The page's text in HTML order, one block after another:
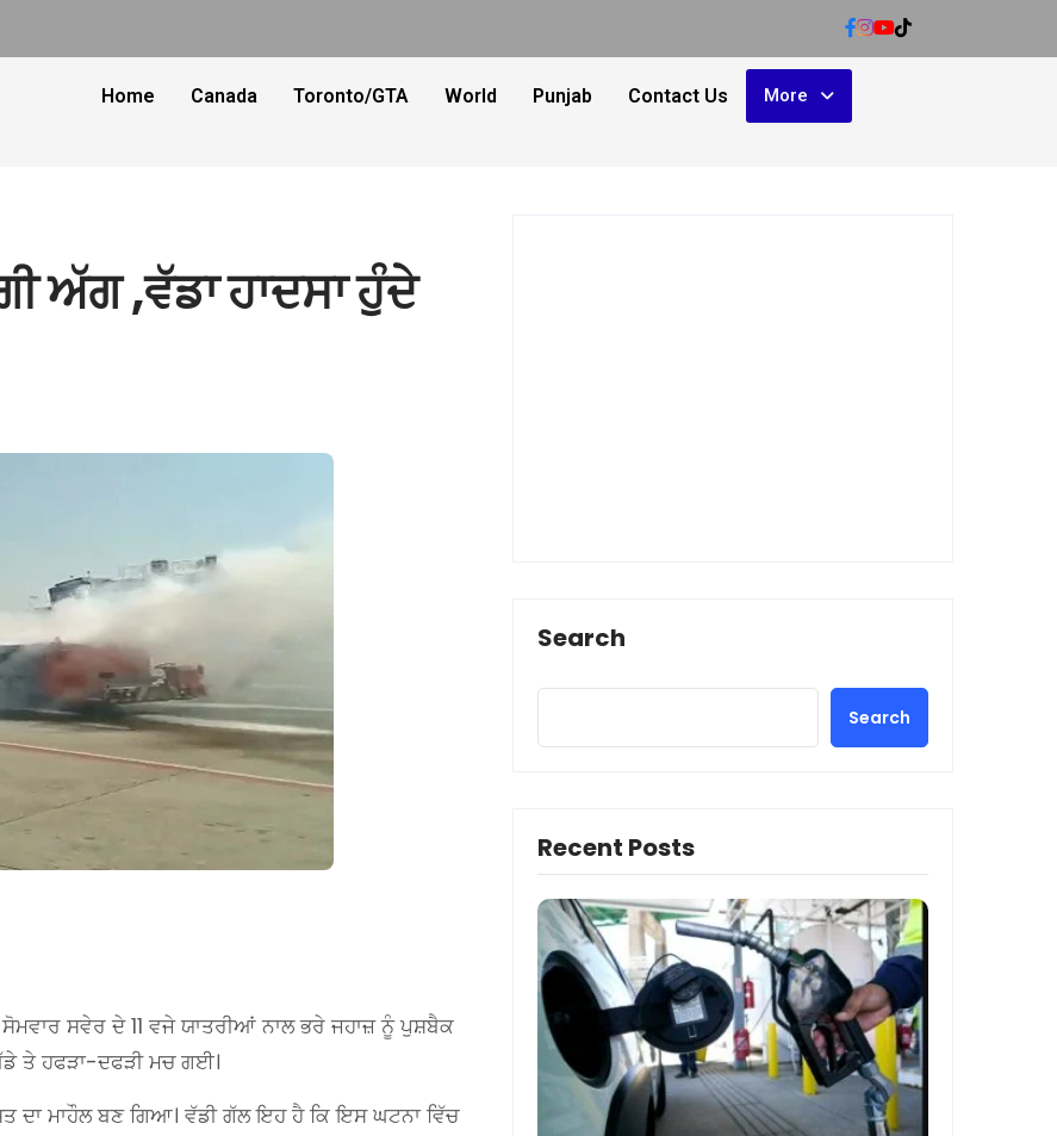
Home Canada Toronto/GTA World Punjab Contact Us More
ਅੱਗ ,ਵੱਡਾ ਹਾਦਸਾ ਹੁੰਦੇ
ਸਵੇਰ ਦੇ 11 ਵਜੇ ਯਾਤਰੀਆਂ ਨਾਲ ਭਰੇ ਜਹਾਜ਼ ਨੂੰ ਪੁਸ਼ਬੈਕ
ਤੇ ਹਫੜਾ-ਦਫੜੀ ਮਚ ਗਈ।
ਮਾਹੌਲ ਬਣ ਗਿਆ। ਵੱਡੀ ਗੱਲ ਇਹ ਹੈ ਕਿ ਇਸ ਘਟਨਾ ਵਿੱਚ
Search
Search
Recent Posts